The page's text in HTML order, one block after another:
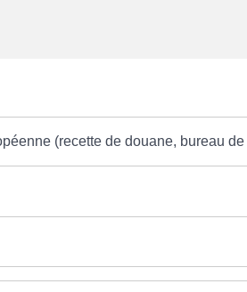
(recette de douane, bureau